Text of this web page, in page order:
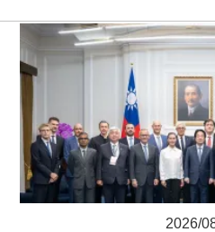
2026/